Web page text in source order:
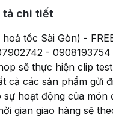
tả chi tiết
hoả tốc Sài Gòn) -
- 0908193754
sẽ thực hiện clip
cả các sản phẩm gửi
sự hoạt động của món
gian giao hàng sẽ